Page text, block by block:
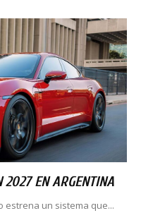
2027 EN ARGENTINA
estrena un sistema que...